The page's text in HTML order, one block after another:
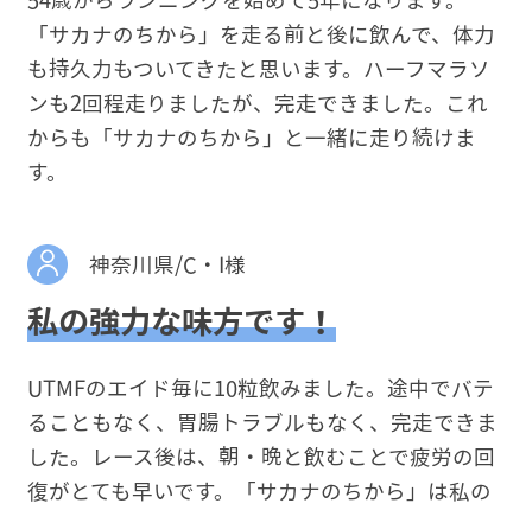
「サカナのちから」を走る前と後に飲んで、体力
も持久力もついてきたと思います。ハーフマラソ
ンも2回程走りましたが、完走できました。これ
からも「サカナのちから」と一緒に走り続けま
す。
神奈川県/C・I様
私の強力な味方です！
UTMFのエイド毎に10粒飲みました。途中でバテ
ることもなく、胃腸トラブルもなく、完走できま
した。レース後は、朝・晩と飲むことで疲労の回
復がとても早いです。「サカナのちから」は私の